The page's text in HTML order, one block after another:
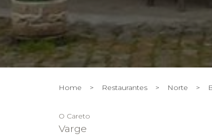
Home > Restaurantes > Norte >
O Careto
Varge